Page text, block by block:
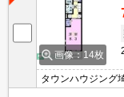
画像：14枚
タウンハウジング
できます・オンラ